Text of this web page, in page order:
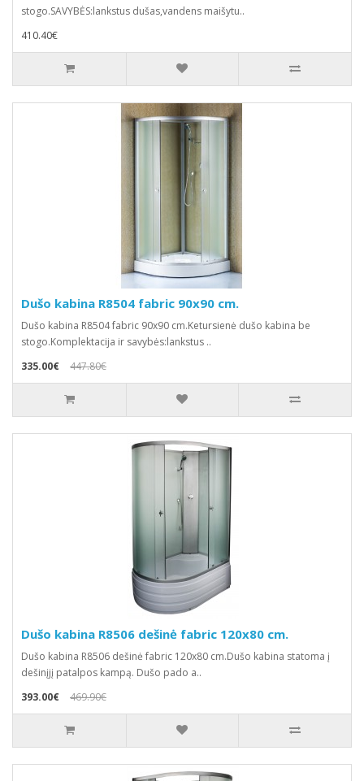
stogo.SAVYBĖS:lankstus dušas,vandens maišytu..
410.40€
Dušo kabina R8504 fabric 90x90 cm.
Dušo kabina R8504 fabric 90x90 cm.Ketursienė dušo kabina be
stogo.Komplektacija ir savybės:lankstus ..
335.00€
447.80€
Dušo kabina R8506 dešinė fabric 120x80 cm.
Dušo kabina R8506 dešinė fabric 120x80 cm.Dušo kabina statoma į
dešinįjį patalpos kampą. Dušo pado a..
393.00€
469.90€